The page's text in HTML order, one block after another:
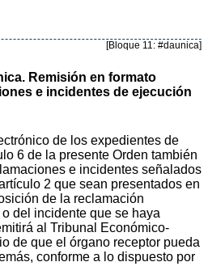
[Bloque 11: #daunica]
Remisión en formato
e incidentes de ejecución
de los expedientes de
6 de la presente Orden también
e incidentes señalados
2 que sean presentados en
de la reclamación
del incidente que se haya
al Tribunal Económico-
de que el órgano receptor pueda
conforme a lo dispuesto por